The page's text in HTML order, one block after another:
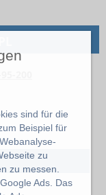
sind für die
Beispiel für
zu
zu messen.
Ads. Das